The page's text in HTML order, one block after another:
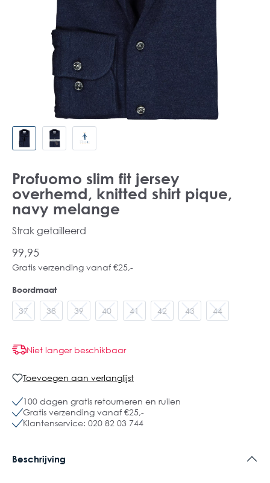
Profuomo slim fit jersey
overhemd, knitted shirt pique,
navy melange
Strak getailleerd
99,95
Gratis verzending vanaf €25,-
Boordmaat
37 38 39 40 41 42 43 44
Niet langer beschikbaar
Toevoegen aan verlanglijst
100 dagen gratis retourneren en ruilen
Gratis verzending vanaf €25,-
Klantenservice: 020 82 03 744
Beschrijving